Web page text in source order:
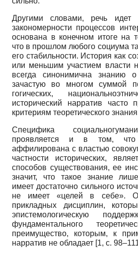
Другими словами, речь идет
закономерности процессов
основана в конечном итоге на
что в про­шлом любого социума
его стабильности. История как
или меньшим участием власти
всегда синони­мична знанию
зачастую во многом суммой
гогических,
исторический нарратив часто
критериям теоретического
Специфика
проявляется и в том, что
аффилирована с властью
частности истори­ческих,
способов существования, ее
значит, что такое знание
имеет достаточно сильного
не имеет «целей в себе».
прикладных дисцип­лин,
эпистемологическую
фундамен­тального
преимущество, которым, к
нарратив не обладает [1, с.